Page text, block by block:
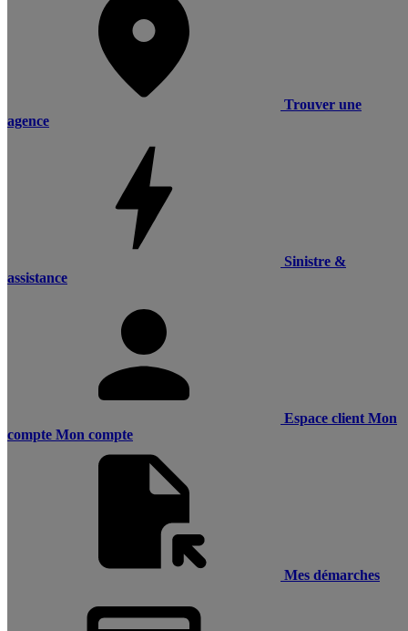
Trouver une
agence
Sinistre &
assistance
Espace client Mon
compte Mon compte
Mes démarches